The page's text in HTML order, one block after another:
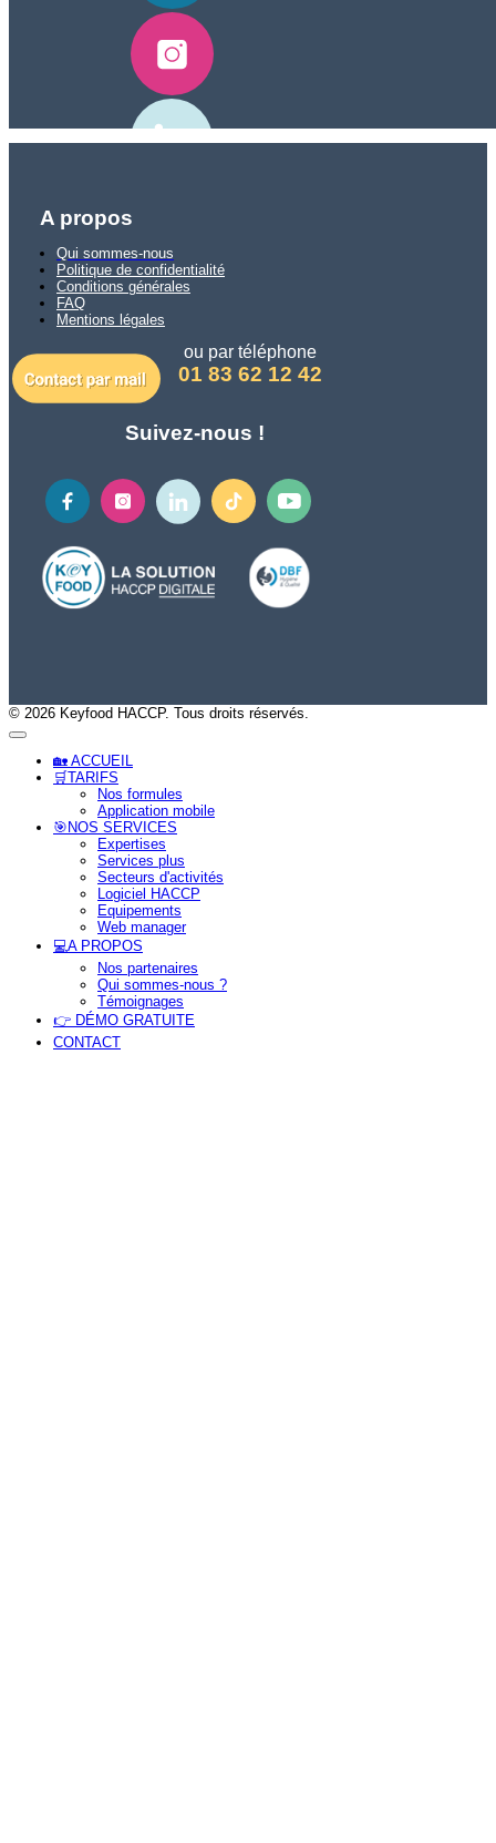
A propos
Qui sommes-nous
Politique de confidentialité
Conditions générales
FAQ
Mentions légales
ou par téléphone
01 83 62 12 42
Suivez-nous !
© 2026 Keyfood HACCP. Tous droits réservés.
🏡 ACCUEIL
🛒TARIFS
Nos formules
Application mobile
🎯NOS SERVICES
Expertises
Services plus
Secteurs d'activités
Logiciel HACCP
Equipements
Web manager
💻A PROPOS
Nos partenaires
Qui sommes-nous ?
Témoignages
👉 DÉMO GRATUITE
CONTACT